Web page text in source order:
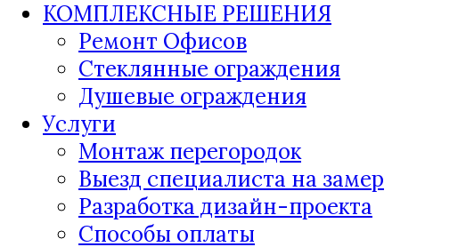
КОМПЛЕКСНЫЕ РЕШЕНИЯ
Ремонт Офисов
Стеклянные ограждения
Душевые ограждения
Услуги
Монтаж перегородок
Выезд специалиста на замер
Разработка дизайн-проекта
Способы оплаты